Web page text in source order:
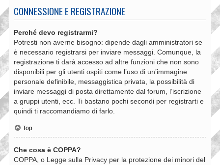
CONNESSIONE E REGISTRAZIONE
Perché devo registrarmi?
Potresti non averne bisogno: dipende dagli amministratori se
è necessario registrarsi per inviare messaggi. Comunque, la
registrazione ti darà accesso ad altre funzioni che non sono
disponibili per gli utenti ospiti come l’uso di un’immagine
personale definibile, messaggistica privata, la possibilità di
inviare messaggi di posta direttamente dal forum, l’iscrizione
a gruppi utenti, ecc. Ti bastano pochi secondi per registrarti e
quindi ti raccomandiamo di farlo.
Top
Che cosa è COPPA?
COPPA, o Legge sulla Privacy per la protezione dei minori del